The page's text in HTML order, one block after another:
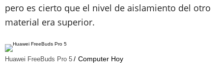
pero es cierto que el nivel de aislamiento del otro
material era superior.
Huawei FreeBuds Pro 5 Computer Hoy